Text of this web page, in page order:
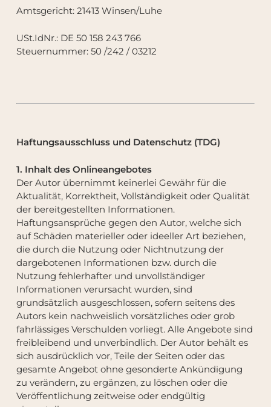
Amtsgericht: 21413 Winsen/Luhe
USt.IdNr.: DE 50 158 243 766
Steuernummer: 50 /242 / 03212
Haftungsausschluss und Datenschutz (TDG)
1. Inhalt des Onlineangebotes
Der Autor übernimmt keinerlei Gewähr für die
Aktualität, Korrektheit, Vollständigkeit oder Qualität
der bereitgestellten Informationen.
Haftungsansprüche gegen den Autor, welche sich
auf Schäden materieller oder ideeller Art beziehen,
die durch die Nutzung oder Nichtnutzung der
dargebotenen Informationen bzw. durch die
Nutzung fehlerhafter und unvollständiger
Informationen verursacht wurden, sind
grundsätzlich ausgeschlossen, sofern seitens des
Autors kein nachweislich vorsätzliches oder grob
fahrlässiges Verschulden vorliegt. Alle Angebote sind
freibleibend und unverbindlich. Der Autor behält es
sich ausdrücklich vor, Teile der Seiten oder das
gesamte Angebot ohne gesonderte Ankündigung
zu verändern, zu ergänzen, zu löschen oder die
Veröffentlichung zeitweise oder endgültig